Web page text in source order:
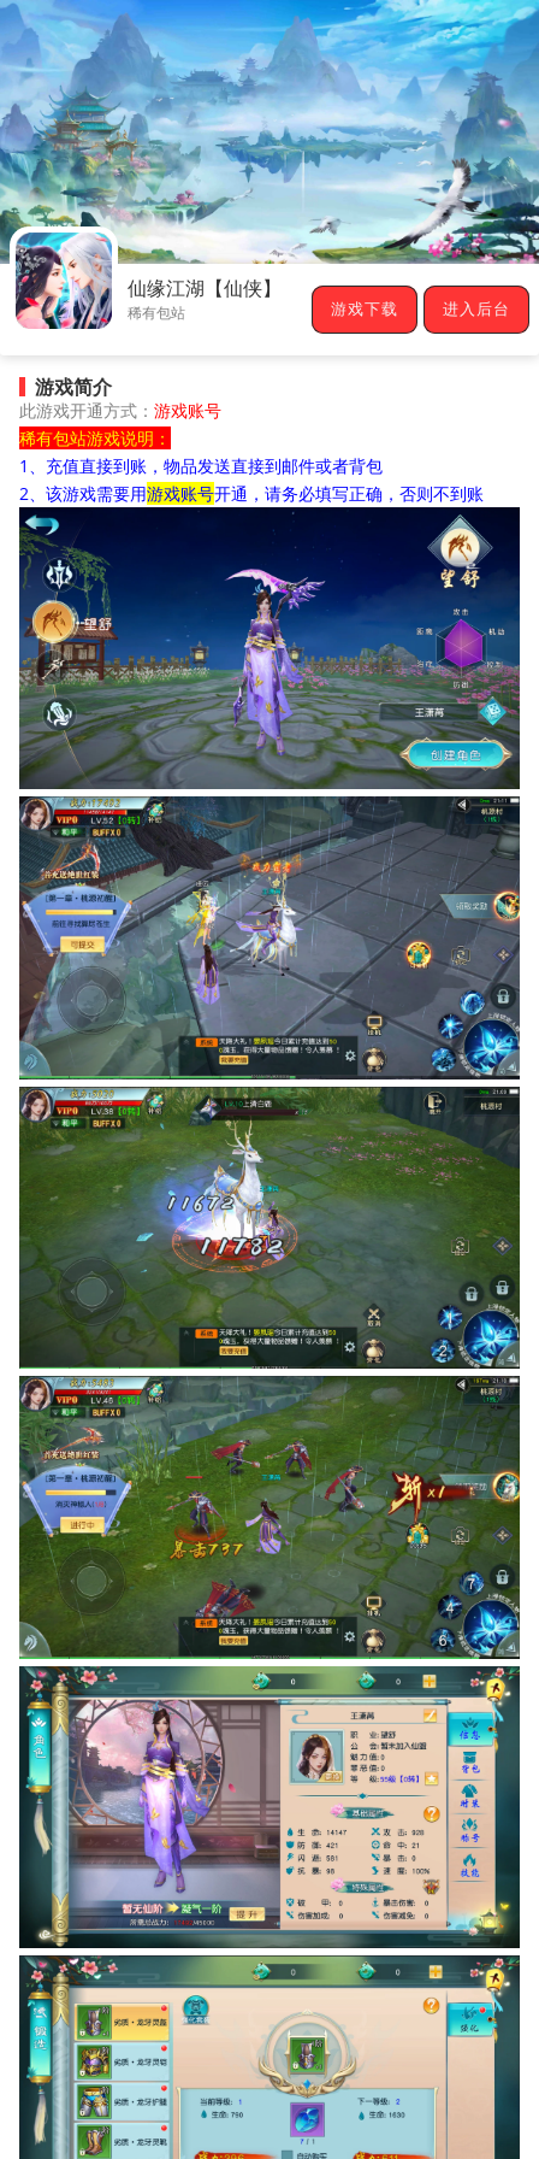
仙缘江湖【仙侠】
稀有包站 游戏下载 进入后台
游戏简介
此游戏开通方式： 游戏账号
稀有包站游戏说明：
1、充值直接到账，物品发送直接到邮件或者背包
2、该游戏需要用游戏账号开通，请务必填写正确，否则不到账